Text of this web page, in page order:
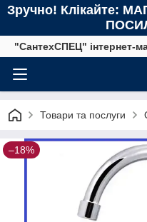
Зручно! Клікайте:
"СантехСПЕЦ" інтернет-
Товари та послуги
–18%